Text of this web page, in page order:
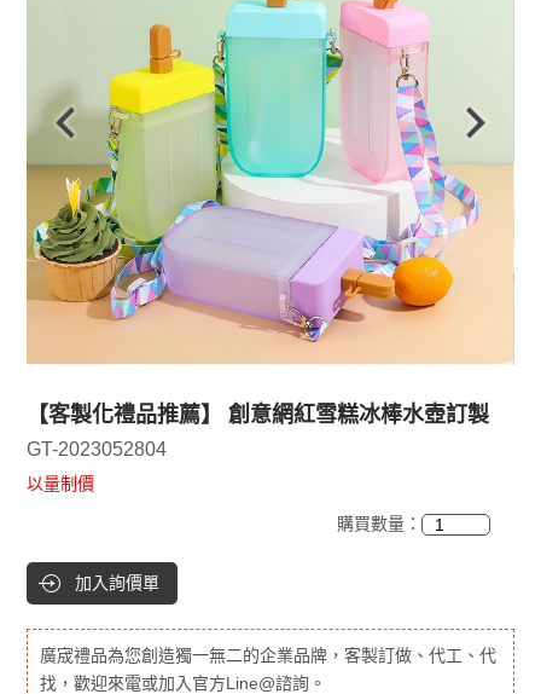
【客製化禮品推薦】 創意網紅雪糕冰棒水壺訂製
GT-2023052804
以量制價
購買數量：
加入詢價單
廣宬禮品為您創造獨一無二的企業品牌，客製訂做、代工、代
找，歡迎來電或加入官方Line@諮詢。